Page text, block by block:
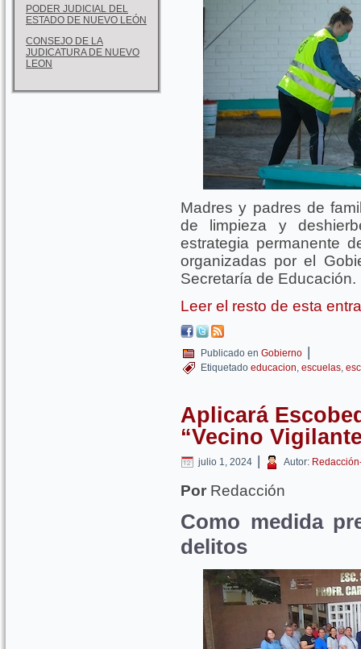
PODER JUDICIAL DEL
ESTADO DE NUEVO LEÓN
CONSEJO DE LA
JUDICATURA DE NUEVO
LEON
Madres y padres de
de limpieza y
estrategia permanente
organizadas por el
Secretaría de Educación.
Leer el resto de esta
Publicado en Gobierno |
Etiquetado educacion, escuelas,
Aplicará
“Vecino
julio 1, 2024 | Autor:
Por Redacción
Como medida
delitos